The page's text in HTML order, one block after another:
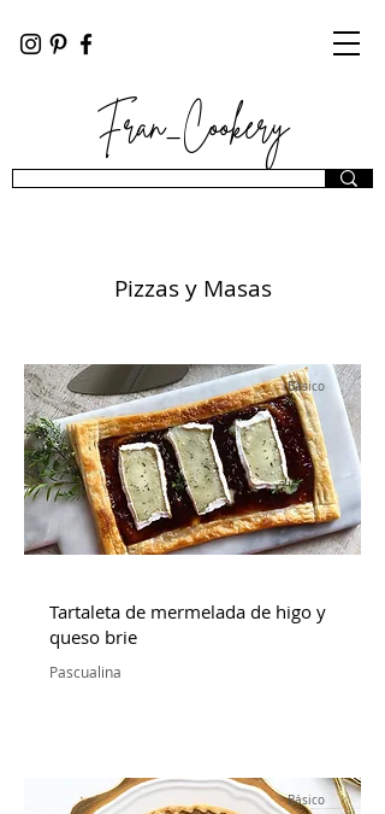
Fran_Cookery
Pizzas y Masas
Básico
Tartaleta de mermelada de higo y
queso brie
Pascualina
Básico